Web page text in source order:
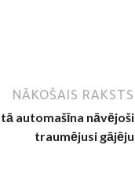
NĀKOŠAIS RAKSTS
automašīna nāvējoši
traumējusi gājēju